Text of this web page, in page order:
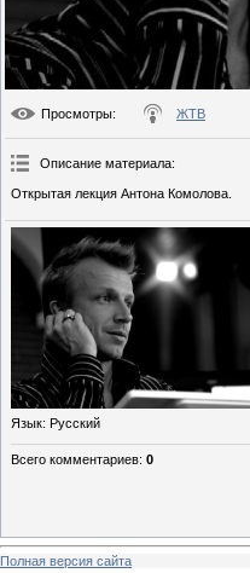
Просмотры: ЖТВ
Описание материала:
Открытая лекция Антона Комолова.
Язык: Русский
Всего комментариев: 0
Полная версия сайта